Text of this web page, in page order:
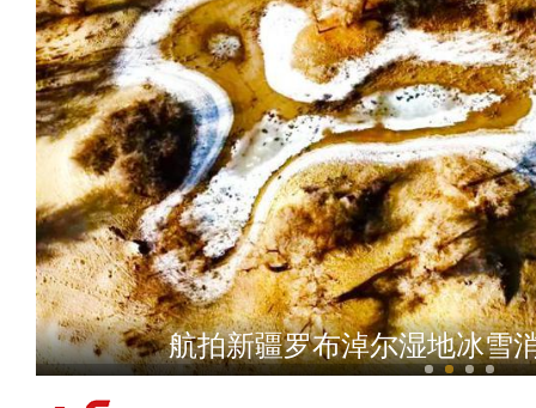
新疆特克斯：九曲十八弯
航拍新疆罗布淖尔湿地冰雪